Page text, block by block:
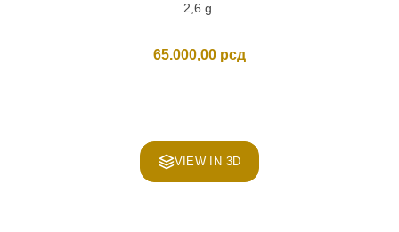
2,6 g.
65.000,00 рсд
VIEW IN 3D